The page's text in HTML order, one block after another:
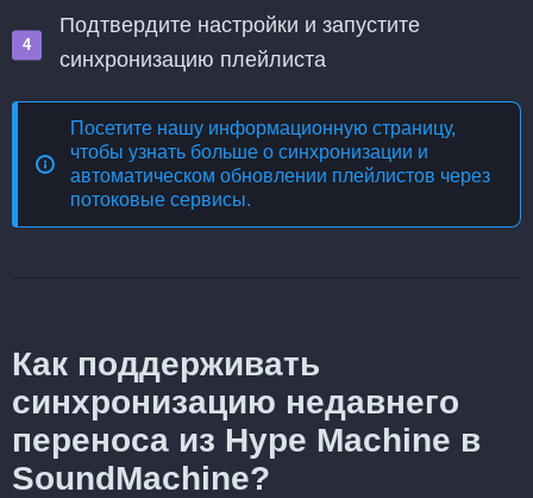
Подтвердите настройки и запустите
синхронизацию плейлиста
Посетите нашу информационную страницу,
чтобы узнать больше о синхронизации и
автоматическом обновлении плейлистов через
потоковые сервисы.
Как поддерживать
синхронизацию недавнего
переноса из Hype Machine в
SoundMachine?